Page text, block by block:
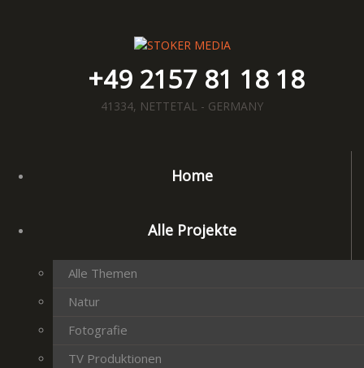
+49 2157 81 18 18
41334, NETTETAL - GERMANY
Home
Alle Projekte
Alle Themen
Natur
Fotografie
TV Produktionen